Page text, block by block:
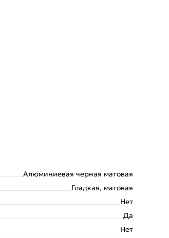
Алюминиевая черная матовая
Гладкая, матовая
Нет
Да
Нет